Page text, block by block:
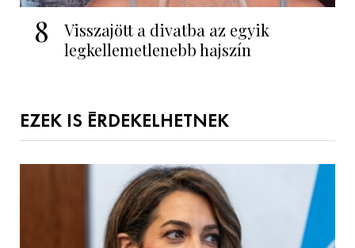
8
Visszajött a divatba az egyik
legkellemetlenebb hajszín
EZEK IS ÉRDEKELHETNEK